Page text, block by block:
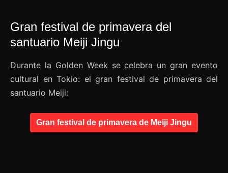
Gran festival de primavera del
santuario Meiji Jingu
Durante la Golden Week se celebra un gran evento
cultural en Tokio: el gran festival de primavera del
santuario Meiji:
Gran festival de primavera de Meiji Jingu